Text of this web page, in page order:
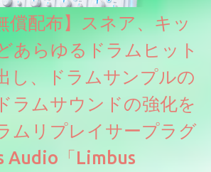
ヤーにわたって録音し、各レイヤーを整形
した場合と強く演奏した場合で、全く異な
単に音量を変えただけの同じ音ではありま
償配布】スネア、キッ
あらゆるドラムヒット
し、ドラムサンプルの
ラムサウンドの強化を
ムリプレイサープラグ
Audio「Limbus